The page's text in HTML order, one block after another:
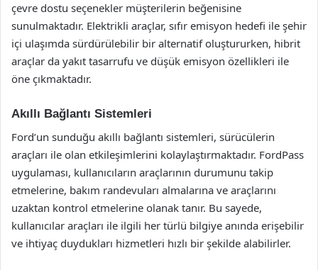
çevre dostu seçenekler müşterilerin beğenisine
sunulmaktadır. Elektrikli araçlar, sıfır emisyon hedefi ile şehir
içi ulaşımda sürdürülebilir bir alternatif oluştururken, hibrit
araçlar da yakıt tasarrufu ve düşük emisyon özellikleri ile
öne çıkmaktadır.
Akıllı Bağlantı Sistemleri
Ford’un sunduğu akıllı bağlantı sistemleri, sürücülerin
araçları ile olan etkileşimlerini kolaylaştırmaktadır. FordPass
uygulaması, kullanıcıların araçlarının durumunu takip
etmelerine, bakım randevuları almalarına ve araçlarını
uzaktan kontrol etmelerine olanak tanır. Bu sayede,
kullanıcılar araçları ile ilgili her türlü bilgiye anında erişebilir
ve ihtiyaç duydukları hizmetleri hızlı bir şekilde alabilirler.